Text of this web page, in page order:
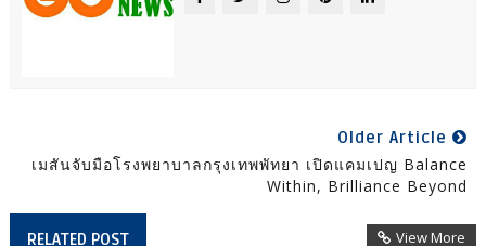
Older Article
เมสันจับมือโรงพยาบาลกรุงเทพพัทยา เปิดแคมเปญ Balance
Within, Brilliance Beyond
RELATED POST View More